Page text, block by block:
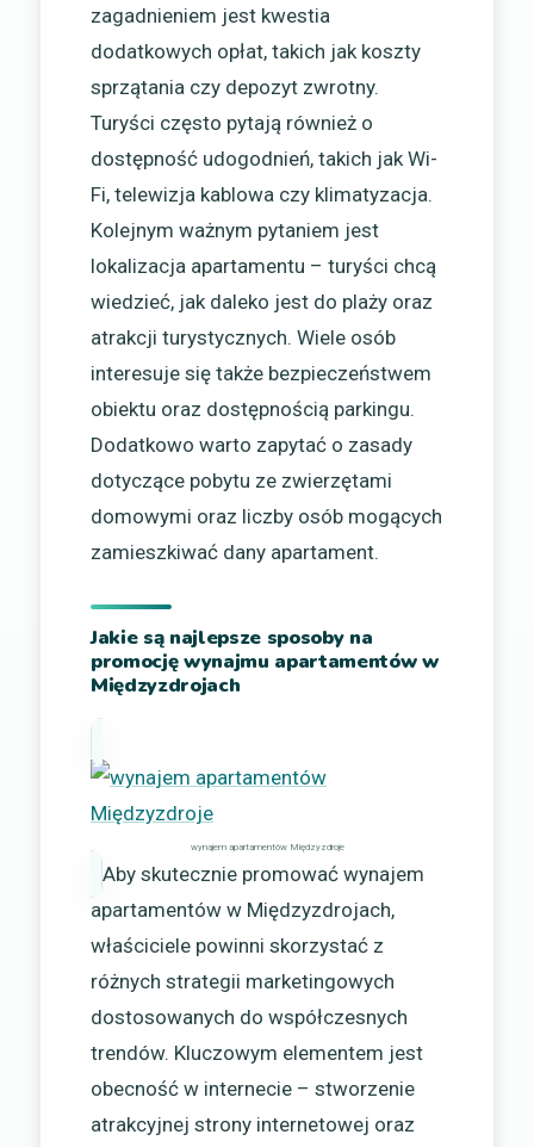
zagadnieniem jest kwestia
dodatkowych opłat, takich jak koszty
sprzątania czy depozyt zwrotny.
Turyści często pytają również o
dostępność udogodnień, takich jak Wi-
Fi, telewizja kablowa czy klimatyzacja.
Kolejnym ważnym pytaniem jest
lokalizacja apartamentu – turyści chcą
wiedzieć, jak daleko jest do plaży oraz
atrakcji turystycznych. Wiele osób
interesuje się także bezpieczeństwem
obiektu oraz dostępnością parkingu.
Dodatkowo warto zapytać o zasady
dotyczące pobytu ze zwierzętami
domowymi oraz liczby osób mogących
zamieszkiwać dany apartament.
Jakie są najlepsze sposoby na
promocję wynajmu apartamentów w
Międzyzdrojach
wynajem apartamentów Międzyzdroje
Aby skutecznie promować wynajem
apartamentów w Międzyzdrojach,
właściciele powinni skorzystać z
różnych strategii marketingowych
dostosowanych do współczesnych
trendów. Kluczowym elementem jest
obecność w internecie – stworzenie
atrakcyjnej strony internetowej oraz